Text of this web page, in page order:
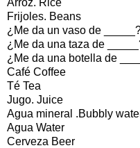
Frijoles. Beans
¿Me da un vaso de
¿Me da una taza de
¿Me da una botella de
Café Coffee
Té Tea
Jugo. Juice
Agua mineral .Bubbly
Agua Water
Cerveza Beer